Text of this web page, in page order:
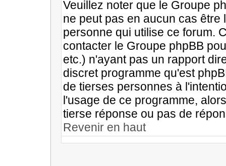
Veuillez noter que le Groupe
ne peut pas en aucun cas être
personne qui utilise ce forum.
contacter le Groupe phpBB
etc.) n'ayant pas un rapport
discret programme qu'est
de tierses personnes à
l'usage de ce programme,
tierse réponse ou pas de
Revenir en haut